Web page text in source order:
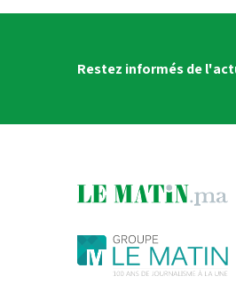
Restez informés de